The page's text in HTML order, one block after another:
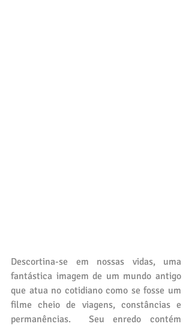
Descortina-se em nossas vidas, uma
fantástica imagem de um mundo antigo
que atua no cotidiano como se fosse um
filme cheio de viagens, constâncias e
permanências.  Seu enredo contém